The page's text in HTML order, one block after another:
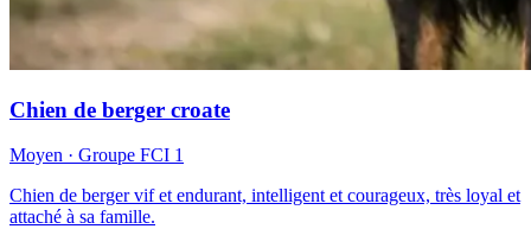
Chien de berger croate
Moyen · Groupe FCI 1
Chien de berger vif et endurant, intelligent et courageux, très loyal et
attaché à sa famille.